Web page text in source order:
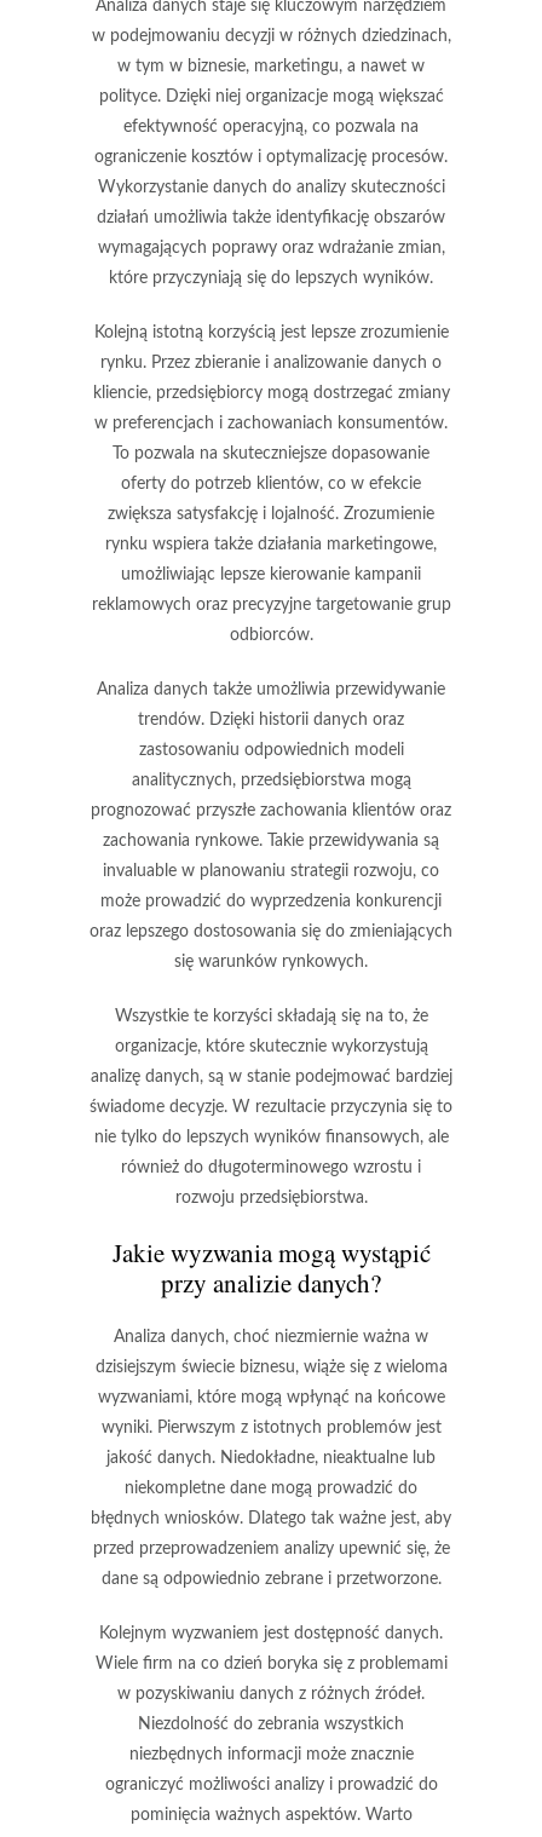
Analiza danych staje się kluczowym narzędziem
w podejmowaniu decyzji w różnych dziedzinach,
w tym w biznesie, marketingu, a nawet w
polityce. Dzięki niej organizacje mogą większać
efektywność operacyjną, co pozwala na
ograniczenie kosztów i optymalizację procesów.
Wykorzystanie danych do analizy skuteczności
działań umożliwia także identyfikację obszarów
wymagających poprawy oraz wdrażanie zmian,
które przyczyniają się do lepszych wyników.
Kolejną istotną korzyścią jest lepsze zrozumienie
rynku. Przez zbieranie i analizowanie danych o
kliencie, przedsiębiorcy mogą dostrzegać zmiany
w preferencjach i zachowaniach konsumentów.
To pozwala na skuteczniejsze dopasowanie
oferty do potrzeb klientów, co w efekcie
zwiększa satysfakcję i lojalność. Zrozumienie
rynku wspiera także działania marketingowe,
umożliwiając lepsze kierowanie kampanii
reklamowych oraz precyzyjne targetowanie grup
odbiorców.
Analiza danych także umożliwia przewidywanie
trendów. Dzięki historii danych oraz
zastosowaniu odpowiednich modeli
analitycznych, przedsiębiorstwa mogą
prognozować przyszłe zachowania klientów oraz
zachowania rynkowe. Takie przewidywania są
invaluable w planowaniu strategii rozwoju, co
może prowadzić do wyprzedzenia konkurencji
oraz lepszego dostosowania się do zmieniających
się warunków rynkowych.
Wszystkie te korzyści składają się na to, że
organizacje, które skutecznie wykorzystują
analizę danych, są w stanie podejmować bardziej
świadome decyzje. W rezultacie przyczynia się to
nie tylko do lepszych wyników finansowych, ale
również do długoterminowego wzrostu i
rozwoju przedsiębiorstwa.
Jakie wyzwania mogą wystąpić
przy analizie danych?
Analiza danych, choć niezmiernie ważna w
dzisiejszym świecie biznesu, wiąże się z wieloma
wyzwaniami, które mogą wpłynąć na końcowe
wyniki. Pierwszym z istotnych problemów jest
jakość danych. Niedokładne, nieaktualne lub
niekompletne dane mogą prowadzić do
błędnych wniosków. Dlatego tak ważne jest, aby
przed przeprowadzeniem analizy upewnić się, że
dane są odpowiednio zebrane i przetworzone.
Kolejnym wyzwaniem jest dostępność danych.
Wiele firm na co dzień boryka się z problemami
w pozyskiwaniu danych z różnych źródeł.
Niezdolność do zebrania wszystkich
niezbędnych informacji może znacznie
ograniczyć możliwości analizy i prowadzić do
pominięcia ważnych aspektów. Warto